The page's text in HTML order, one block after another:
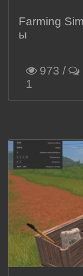
Farming
ы
973 /
1